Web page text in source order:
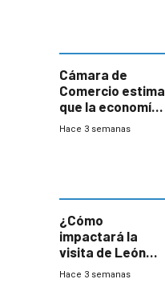
Cámara de
Comercio estima
que la economía
crecerá 1,6%
Hace 3 semanas
¿Cómo
impactará la
visita de León
XIV a Uruguay?
Hace 3 semanas